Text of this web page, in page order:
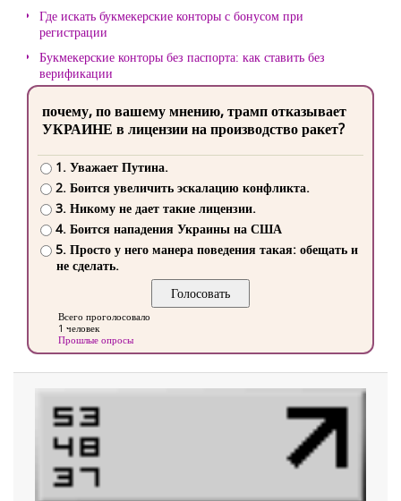
Где искать букмекерские конторы с бонусом при
регистрации
Букмекерские конторы без паспорта: как ставить без
верификации
почему, по вашему мнению, трамп отказывает
УКРАИНЕ в лицензии на производство ракет?
1. Уважает Путина.
2. Боится увеличить эскалацию конфликта.
3. Никому не дает такие лицензии.
4. Боится нападения Украины на США
5. Просто у него манера поведения такая: обещать и
не сделать.
Всего проголосовало
1 человек
Прошлые опросы